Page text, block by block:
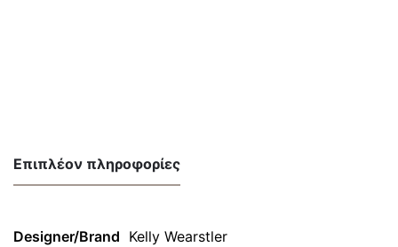
Επιπλέον πληροφορίες
Designer/Brand Kelly Wearstler